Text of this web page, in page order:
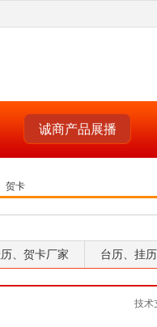
诚商产品展播
贺卡
、贺卡厂家 台历、挂
技术